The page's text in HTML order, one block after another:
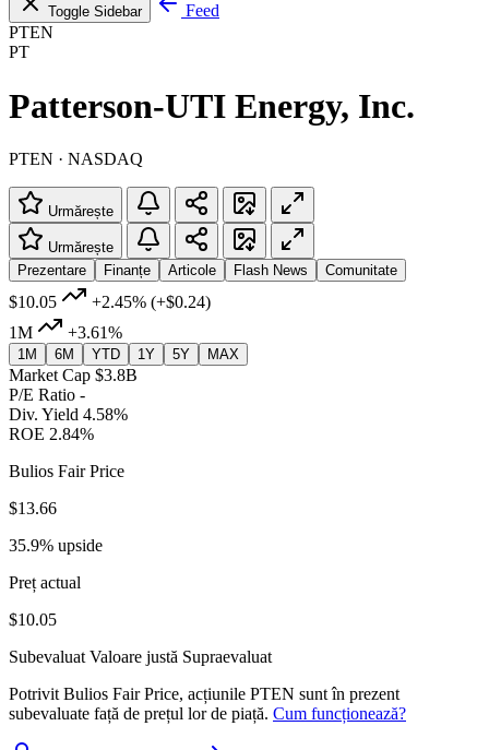
Toggle Sidebar
Feed
PTEN
PT
Patterson-UTI Energy, Inc.
PTEN · NASDAQ
Urmărește
Urmărește
Prezentare
Finanțe Articole Flash News Comunitate
$10.05 +2.45% (+$0.24)
1M
+3.61%
1M 6M YTD 1Y 5Y MAX
Market Cap $3.8B
P/E Ratio -
Div. Yield 4.58%
ROE 2.84%
Bulios Fair Price
$13.66
35.9% upside
Preț actual
$10.05
Subevaluat Valoare justă Supraevaluat
Potrivit Bulios Fair Price, acțiunile PTEN sunt în prezent
subevaluate față de prețul lor de piață. Cum funcționează?